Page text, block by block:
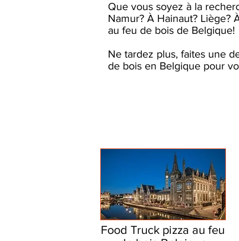
Que vous soyez à la
Namur? À Hainaut? Liège?
au feu de bois de Belgique!
Ne tardez plus, faites une
de bois en Belgique pour
Food Truck pizza au feu